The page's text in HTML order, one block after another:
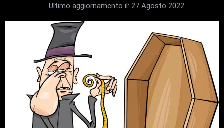
Ultimo aggiornamento il: 27 Agosto 2022